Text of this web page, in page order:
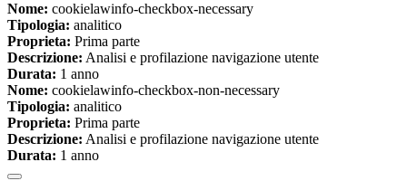
Nome: cookielawinfo-checkbox-necessary
Tipologia: analitico
Proprieta: Prima parte
Descrizione: Analisi e profilazione navigazione utente
Durata: 1 anno
Nome: cookielawinfo-checkbox-non-necessary
Tipologia: analitico
Proprieta: Prima parte
Descrizione: Analisi e profilazione navigazione utente
Durata: 1 anno